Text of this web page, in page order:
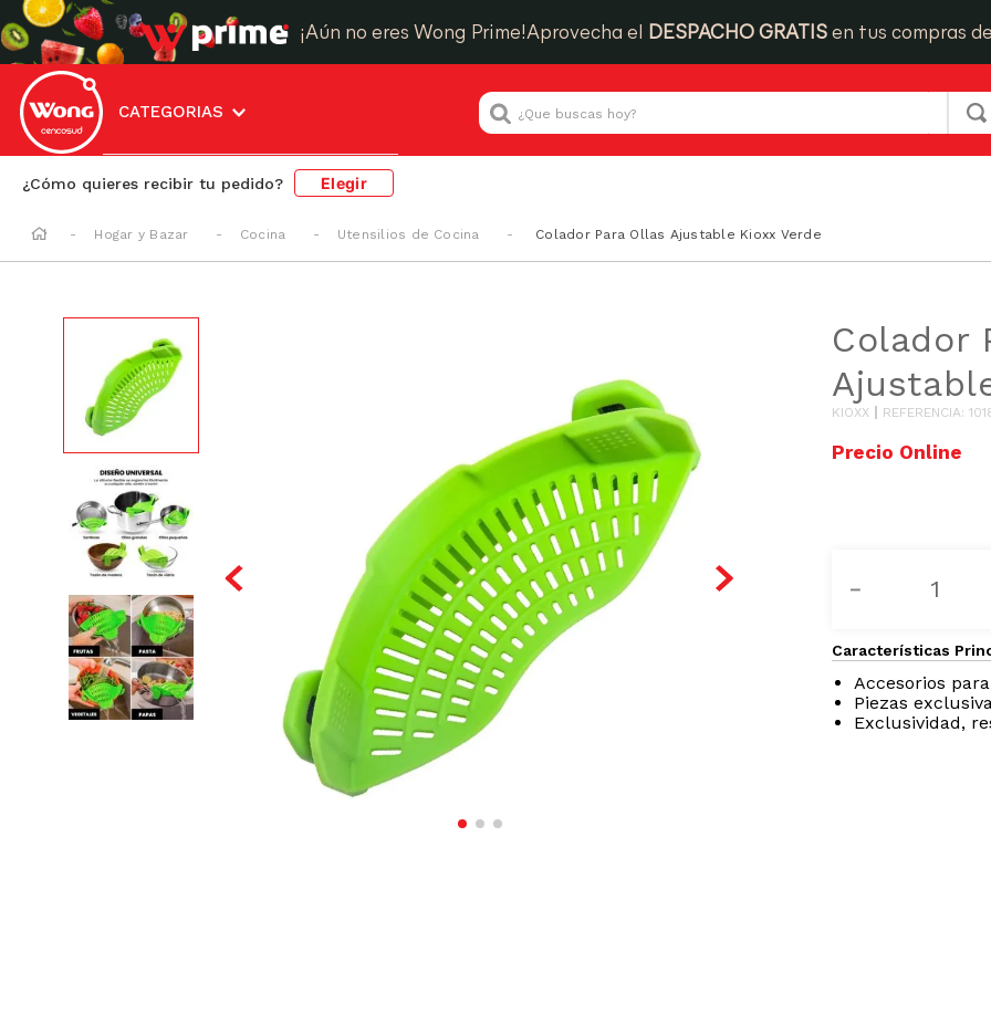
¡Aún no eres Wong Prime!Aprovecha el DESPACHO GRATIS en tus compras
CATEGORIAS
¿Que buscas hoy?
¿Cómo quieres recibir tu pedido? Elegir
Hogar y Bazar Cocina Utensilios de Cocina Colador Para Ollas Ajustable Kioxx Verde
Colador
KIOXX REFERENCIA:
－
Características
Accesorios
Piezas
Exclusividad,